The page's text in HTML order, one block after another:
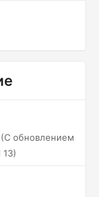
(С обновлением
13)